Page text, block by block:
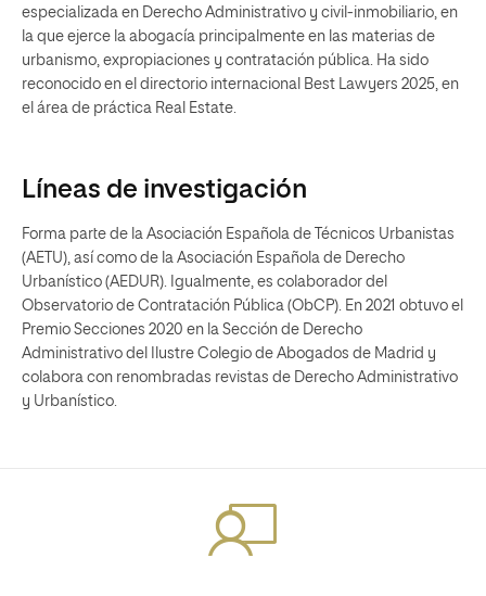
especializada en Derecho Administrativo y civil-inmobiliario, en
la que ejerce la abogacía principalmente en las materias de
urbanismo, expropiaciones y contratación pública. Ha sido
reconocido en el directorio internacional Best Lawyers 2025, en
el área de práctica Real Estate.
Líneas de investigación
Forma parte de la Asociación Española de Técnicos Urbanistas
(AETU), así como de la Asociación Española de Derecho
Urbanístico (AEDUR). Igualmente, es colaborador del
Observatorio de Contratación Pública (ObCP). En 2021 obtuvo el
Premio Secciones 2020 en la Sección de Derecho
Administrativo del Ilustre Colegio de Abogados de Madrid y
colabora con renombradas revistas de Derecho Administrativo
y Urbanístico.